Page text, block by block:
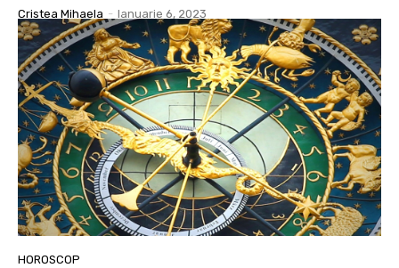
Cristea Mihaela - Ianuarie 6, 2023
HOROSCOP